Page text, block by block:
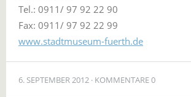
Tel.: 0911/ 97 92 22 90
Fax: 0911/ 97 92 22 99
www.stadtmuseum-fuerth.de
6. SEPTEMBER 2012 KOMMENTARE 0